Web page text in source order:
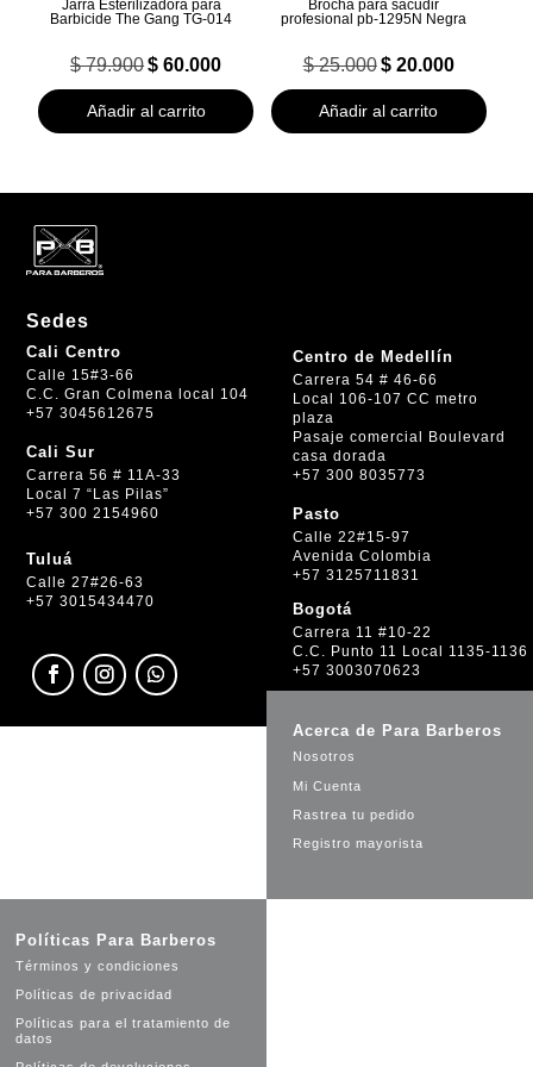
Jarra Esterilizadora para
Barbicide The Gang TG-014
$79.900 El
precio
original
era:
$ 60.000
actual
$ 60.000.
Añadir al carrito
Brocha para sacudir
profesional pb-1295N Negra
$25.000 El
precio
original
era:
$20.000El
actual
$ 20.000.
Añadir al carrito
Sedes
Cali Centro
Calle 15#3-66
C.C. Gran Colmena local 104
+57 3045612675
Cali Sur
Carrera 56 # 11A-33
Local 7 “Las Pilas”
+57 300 2154960
Tuluá
Calle 27#26-63
+57 3015434470
Centro de Medellín
Carrera 54 # 46-66
Local 106-107 CC metro
plaza
Pasaje comercial Boulevard
casa dorada
+57 300 8035773
Pasto
Calle 22#15-97
Avenida Colombia
+57 3125711831
Bogotá
Carrera 11 #10-22
C.C. Punto 11 Local 1135-1136
+57 3003070623
Acerca de Para Barberos
Nosotros
Mi Cuenta
Rastrea tu pedido
Registro mayorista
Políticas Para Barberos
Términos y condiciones
Políticas de privacidad
Políticas para el tratamiento de
datos